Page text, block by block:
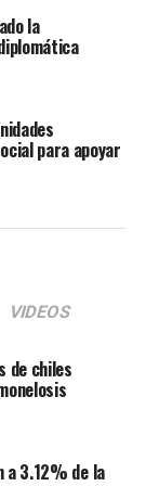
esposa del
opositora
y el
fue a
a
de
de
política
a los
no pasó».
la
para apoyar
VIDEOS
de chiles
a 3.12% de la